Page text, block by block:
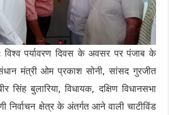
विश्व पर्यावरण दिवस के अवसर पर पंजाब के
मंत्री ओम प्रकाश सोनी, सांसद गुरजीत
बुलारिया, विधायक, दक्षिण विधानसभा
निर्वाचन क्षेत्र के अंतर्गत आने वाली चाटीविंड